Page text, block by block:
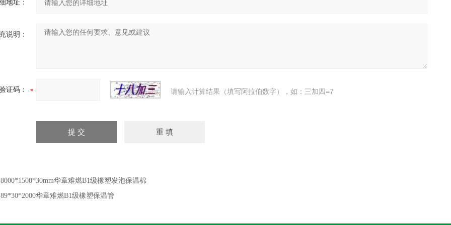
地址：
说明：
证码： 请输入计算结果（填写阿拉伯数字），如：三加四=7
8000*1500*30mm华章难燃B1级橡塑发泡保温棉
89*30*2000华章难燃B1级橡塑保温管